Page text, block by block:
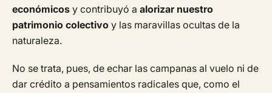
económicos y contribuyó a alorizar nuestro
patrimonio colectivo y las maravillas ocultas de la
naturaleza.
No se trata, pues, de echar las campanas al vuelo ni de
dar crédito a pensamientos radicales que, como el